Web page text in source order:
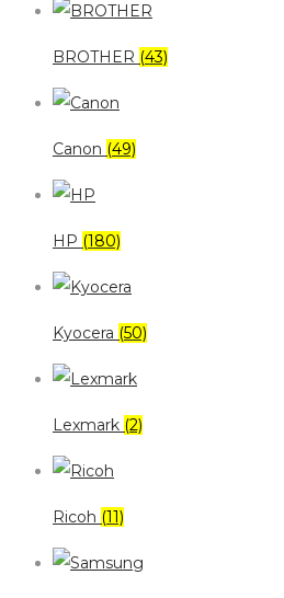
BROTHER (43)
Canon (49)
HP (180)
Kyocera (50)
Lexmark (2)
Ricoh (11)